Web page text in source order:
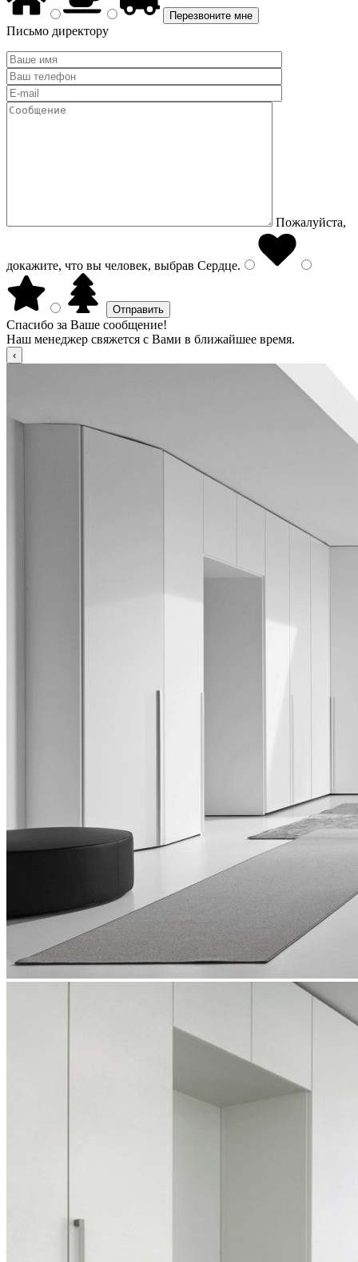
Письмо директору
Пожалуйста,
докажите, что вы человек, выбрав Сердце.
Спасибо за Ваше сообщение!
Наш менеджер свяжется с Вами в ближайшее время.